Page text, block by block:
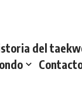
del